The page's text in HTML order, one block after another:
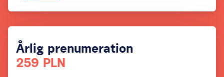
Årlig prenumeration
259 PLN